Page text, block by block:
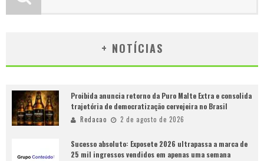
+ NOTÍCIAS
Proibida anuncia retorno da Puro Malte Extra e consolida
trajetória de democratização cervejeira no Brasil
Redacao 2 de agosto de 2026
Sucesso absoluto: Exposete 2026 ultrapassa a marca de
25 mil ingressos vendidos em apenas uma semana